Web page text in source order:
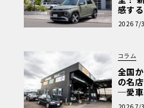
感す
【第1
Why?
2026 7/
コラム
全国
の名
─愛車
術と